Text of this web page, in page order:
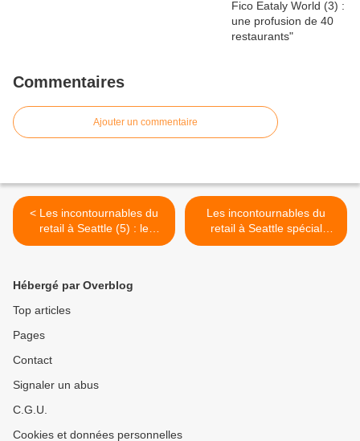
Commentaires
Ajouter un commentaire
< Les incontournables du
retail à Seattle (5) : le
flagship de REI
Les incontournables du
retail à Seattle spécial
Amazon Books (2) >
Hébergé par Overblog
Top articles
Pages
Contact
Signaler un abus
C.G.U.
Cookies et données personnelles